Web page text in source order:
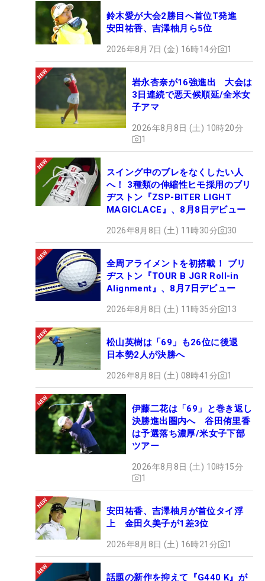
鈴木愛が大会2勝目へ首位T発進
安田祐香、吉澤柚月ら5位
2026年8月7日 (金) 16時14分 1
岩永杏奈が16強進出 大会は
3日連続で悪天候順延/全米女
子アマ
2026年8月8日 (土) 10時20分
1
スイング中のブレをなくしたい人
へ！ 3種類の伸縮性ヒモ採用のブリ
ヂストン『ZSP-BITER LIGHT
MAGICLACE』、8月8日デビュー
2026年8月8日 (土) 11時30分 30
全周アライメントを初搭載！ ブリ
ヂストン『TOUR B JGR Roll-in
Alignment』、8月7日デビュー
2026年8月8日 (土) 11時35分 13
松山英樹は「69」も26位に後退
日本勢2人が決勝へ
2026年8月8日 (土) 08時41分 1
伊藤二花は「69」と巻き返し
決勝進出圏内へ 谷田侑里香
は予選落ち濃厚/米女子下部
ツアー
2026年8月8日 (土) 10時15分
1
安田祐香、吉澤柚月が首位タイ浮
上 金田久美子が1差3位
2026年8月8日 (土) 16時21分 1
話題の新作を抑えて『G440 K』が